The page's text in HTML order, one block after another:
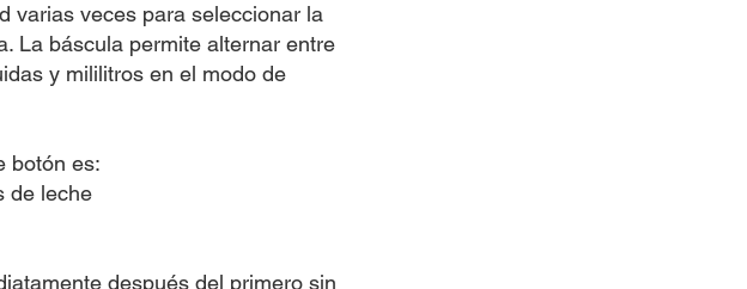
varias veces para seleccionar la
La báscula permite alternar entre
y mililitros en el modo de
botón es:
de leche
después del primero sin